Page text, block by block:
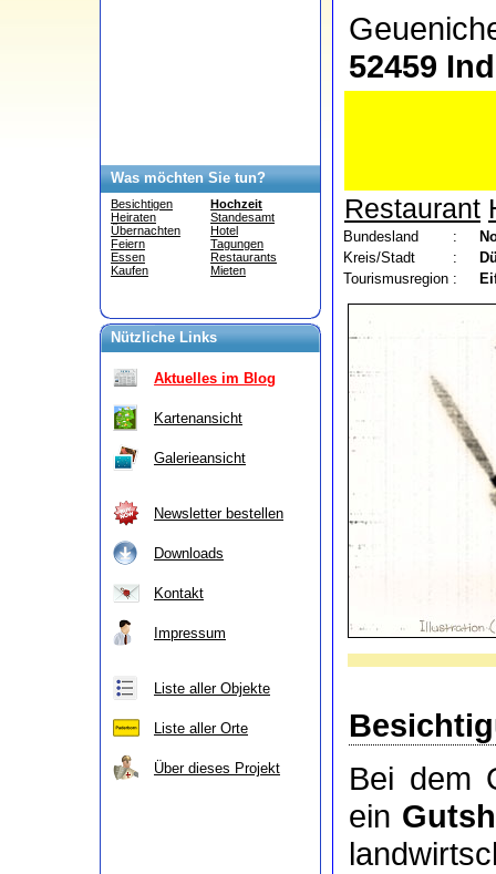
Was möchten Sie tun?
Besichtigen
Heiraten
Übernachten
Feiern
Essen
Kaufen
Hochzeit
Standesamt
Hotel
Tagungen
Restaurants
Mieten
Nützliche Links
Aktuelles im Blog
Kartenansicht
Galerieansicht
Newsletter bestellen
Downloads
Kontakt
Impressum
Liste aller Objekte
Liste aller Orte
Über dieses Projekt
52459
Restaurant
Bundesland :
Kreis/Stadt
:
Tourismusregion :
Bei dem
ein